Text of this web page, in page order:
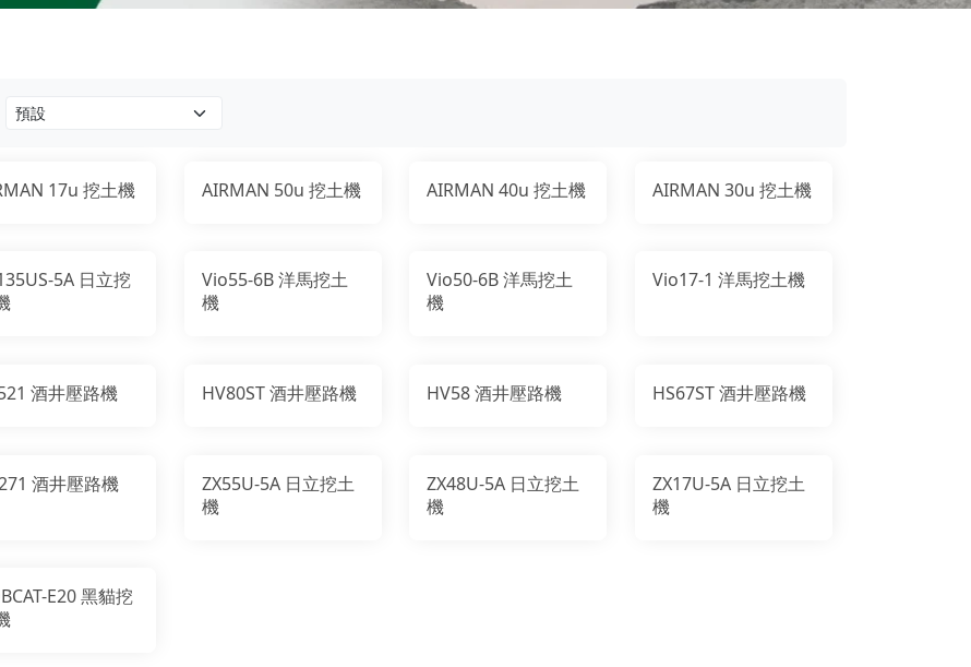
17u 挖土機 AIRMAN 50u 挖土機 AIRMAN 40u 挖土機 AIRMAN 30u 挖土機
5A 日立挖
Vio55-6B 洋馬挖土
機
Vio50-6B 洋馬挖土
機
Vio17-1 洋馬挖土機
酒井壓路機 HV80ST 酒井壓路機 HV58 酒井壓路機 HS67ST 酒井壓路機
酒井壓路機
ZX55U-5A 日立挖土
機
ZX48U-5A 日立挖土
機
ZX17U-5A 日立挖土
機
E20 黑貓挖